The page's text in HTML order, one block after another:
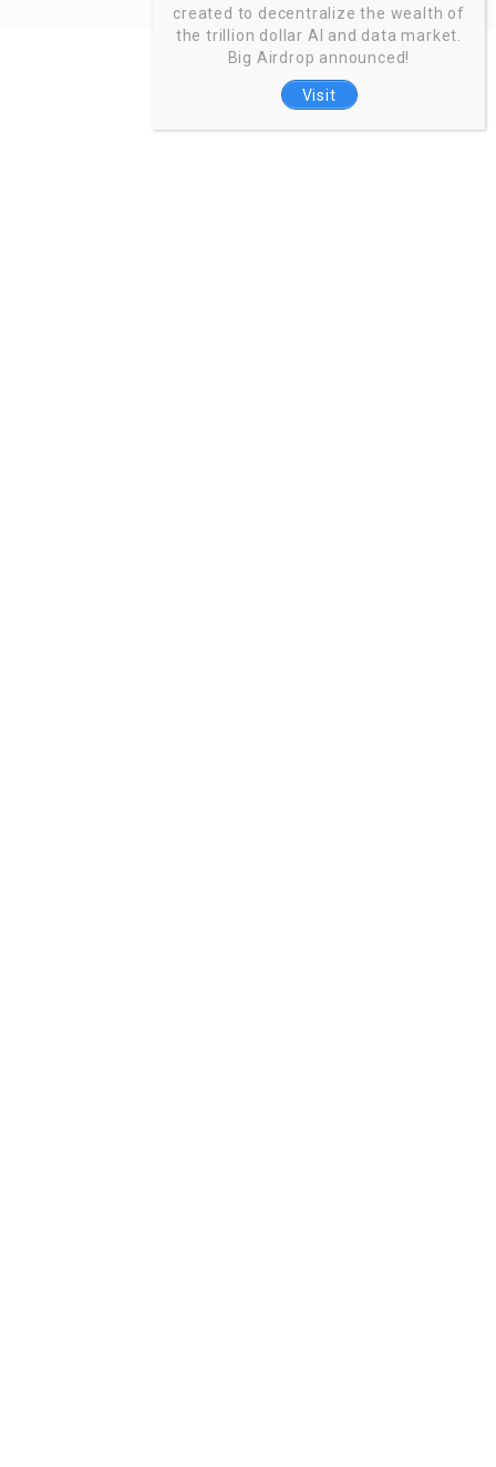
created to decentralize the wealth of
the trillion dollar AI and data market.
Big Airdrop announced!
Visit